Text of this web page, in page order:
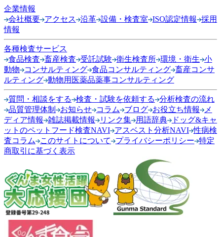
企業情報
会社概要 アクセス 沿革 設備・検査室 ISO認定情報
採用
情報
各種検査サービス
食品検査 畜産検査 受託試験 衛生検査所 環境・衛生 小
動物
コンサルティング 食品コンサルティング 畜産コンサ
ルティング 動物用医薬品薬事コンサルティング
質問・相談をする 検査・試験を依頼する
分析検査の流れ
品質管理体制
お知らせ コラム ブログ お役立ち情報
メ
ディア情報
雑誌掲載情報 リンク集 用語辞典
ドッグ&キャ
ットのペットフード検査NAVI アスベスト分析NAVI 性病検
査コラム
このサイトについて プライバシーポリシー 特定
商取引に基づく表示